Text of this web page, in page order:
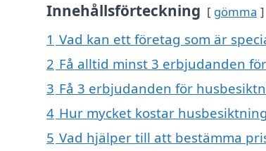
Innehållsförteckning gömma
1 Vad kan ett företag som är
2 Få alltid minst 3 erbjudanden
3 Få 3 erbjudanden för
4 Hur mycket kostar
5 Vad hjälper till att bestämma